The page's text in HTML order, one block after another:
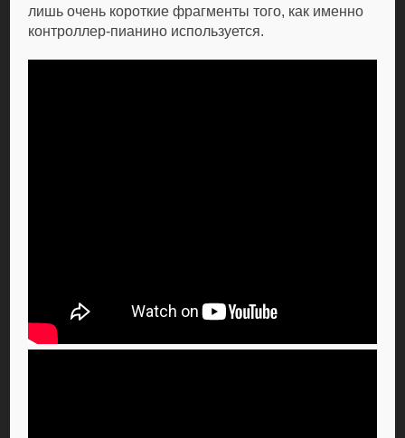
лишь очень короткие фрагменты того, как именно
контроллер-пианино используется.